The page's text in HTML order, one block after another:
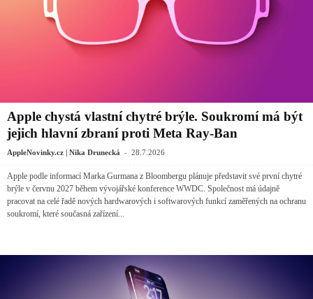
Apple chystá vlastní chytré brýle. Soukromí má být
jejich hlavní zbraní proti Meta Ray-Ban
AppleNovinky.cz | Nika Drunecká - 28.7.2026
Apple podle informací Marka Gurmana z Bloombergu plánuje představit své první chytré
brýle v červnu 2027 během vývojářské konference WWDC. Společnost má údajně
pracovat na celé řadě nových hardwarových i softwarových funkcí zaměřených na ochranu
soukromí, které současná zařízení...